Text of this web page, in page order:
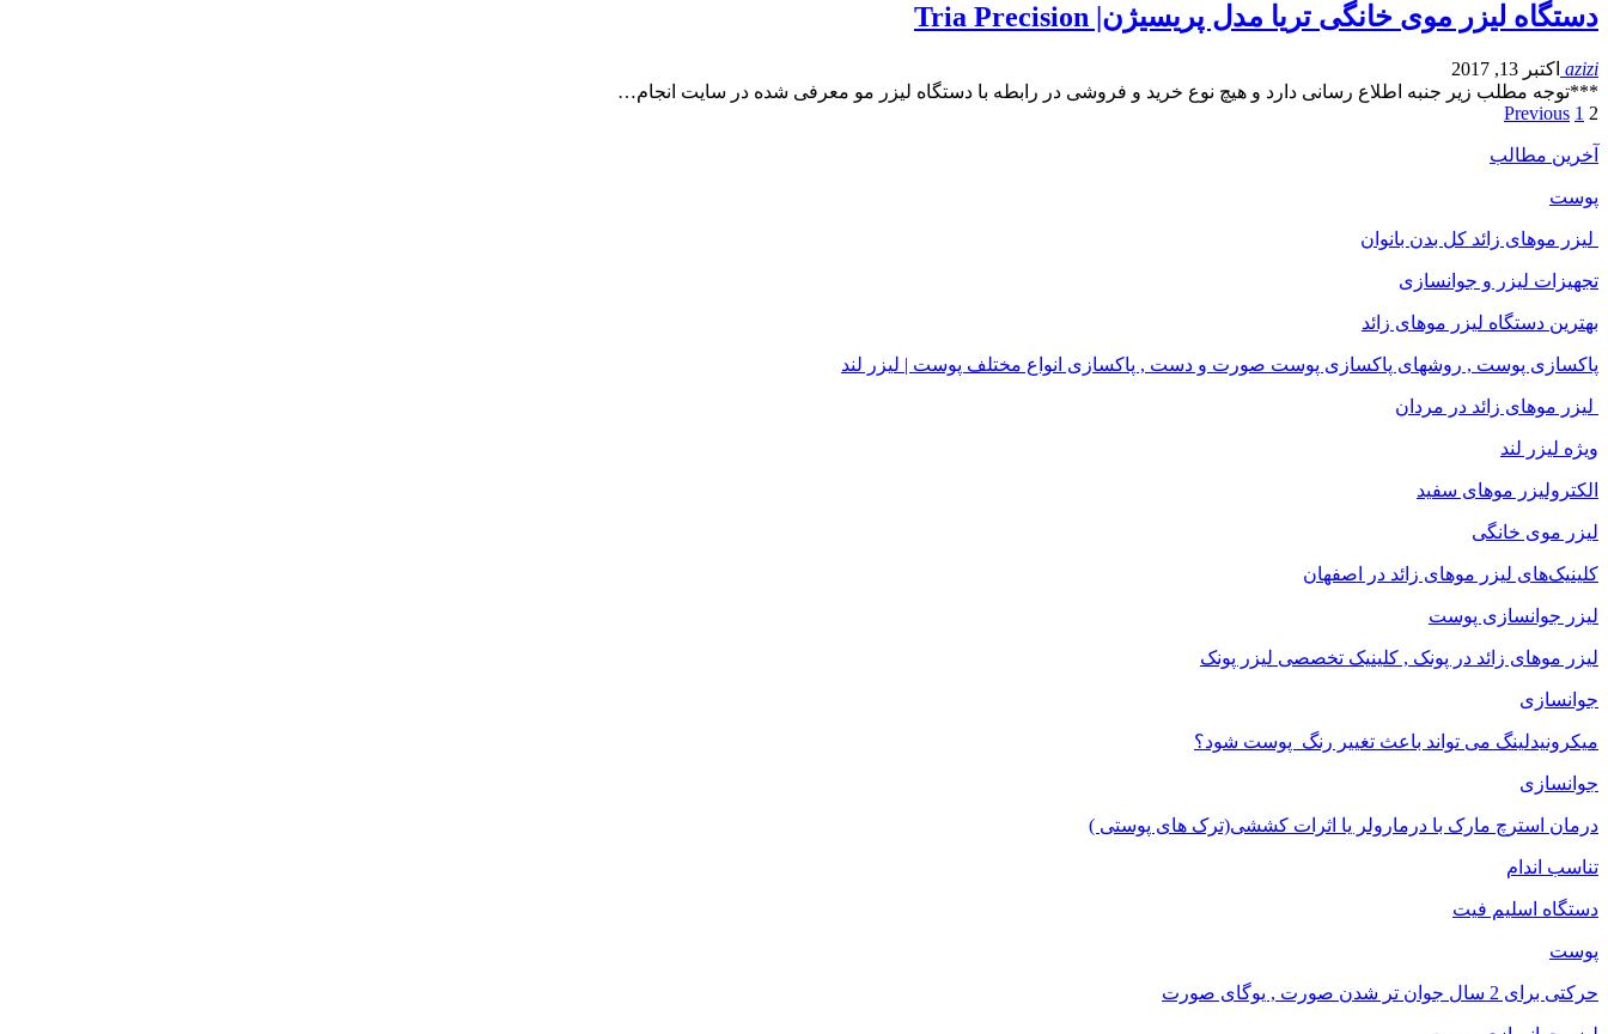
دستگاه لیزر موی خانگی تریا مدل پریسیژن| Tria Precision
azizi اکتبر 13, 2017
***توجه مطلب زیر جنبه اطلاع رسانی دارد و هیچ نوع خرید و فروشی در رابطه با دستگاه لیزر مو معرفی شده در سایت انجام…
Previous 1 2
آخرین مطالب
پوست
لیزر موهای زائد کل بدن بانوان
تجهیزات لیزر و جوانسازی
بهترین دستگاه لیزر موهای زائد
پاکسازی پوست , روشهای پاکسازی پوست صورت و دست , پاکسازی انواع مختلف پوست | لیزر لند
لیزر موهای زائد در مردان
ویژه لیزر لند
الکترولیزر موهای سفید
لیزر موی خانگی
کلینیک‌های لیزر موهای زائد در اصفهان
لیزر جوانسازی پوست
لیزر موهای زائد در پونک , کلینیک تخصصی لیزر پونک
جوانسازی
میکرونیدلینگ می تواند باعث تغییر رنگ ‍ پوست شود؟
جوانسازی
درمان استرچ مارک با درمارولر یا اثرات کششی(ترک های پوستی )
تناسب اندام
دستگاه اسلیم فیت
پوست
حرکتی برای 2 سال جوان تر شدن صورت , یوگای صورت